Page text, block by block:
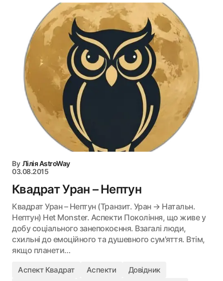
By Лілія AstroWay
03.08.2015
Квадрат Уран – Нептун
Квадрат Уран – Нептун (Транзит. Уран → Натальн.
Нептун) Het Monster. Аспекти Покоління, що живе у
добу соціального занепокоєння. Взагалі люди,
схильні до емоційного та душевного сум'яття. Втім,
якщо планети…
Аспект Квадрат Аспекти
Довідник